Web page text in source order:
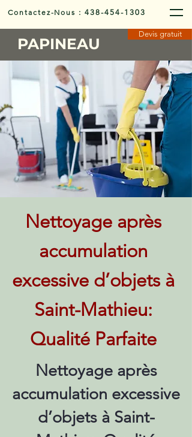
Contactez-Nous :438-454-1303
PAPINEAU
Devis gratuit
Nettoyage après
accumulation
excessive d’objets à
Saint-Mathieu:
Qualité Parfaite
Nettoyage après
accumulation excessive
d’objets à Saint-